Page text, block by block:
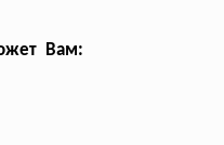
Вам: